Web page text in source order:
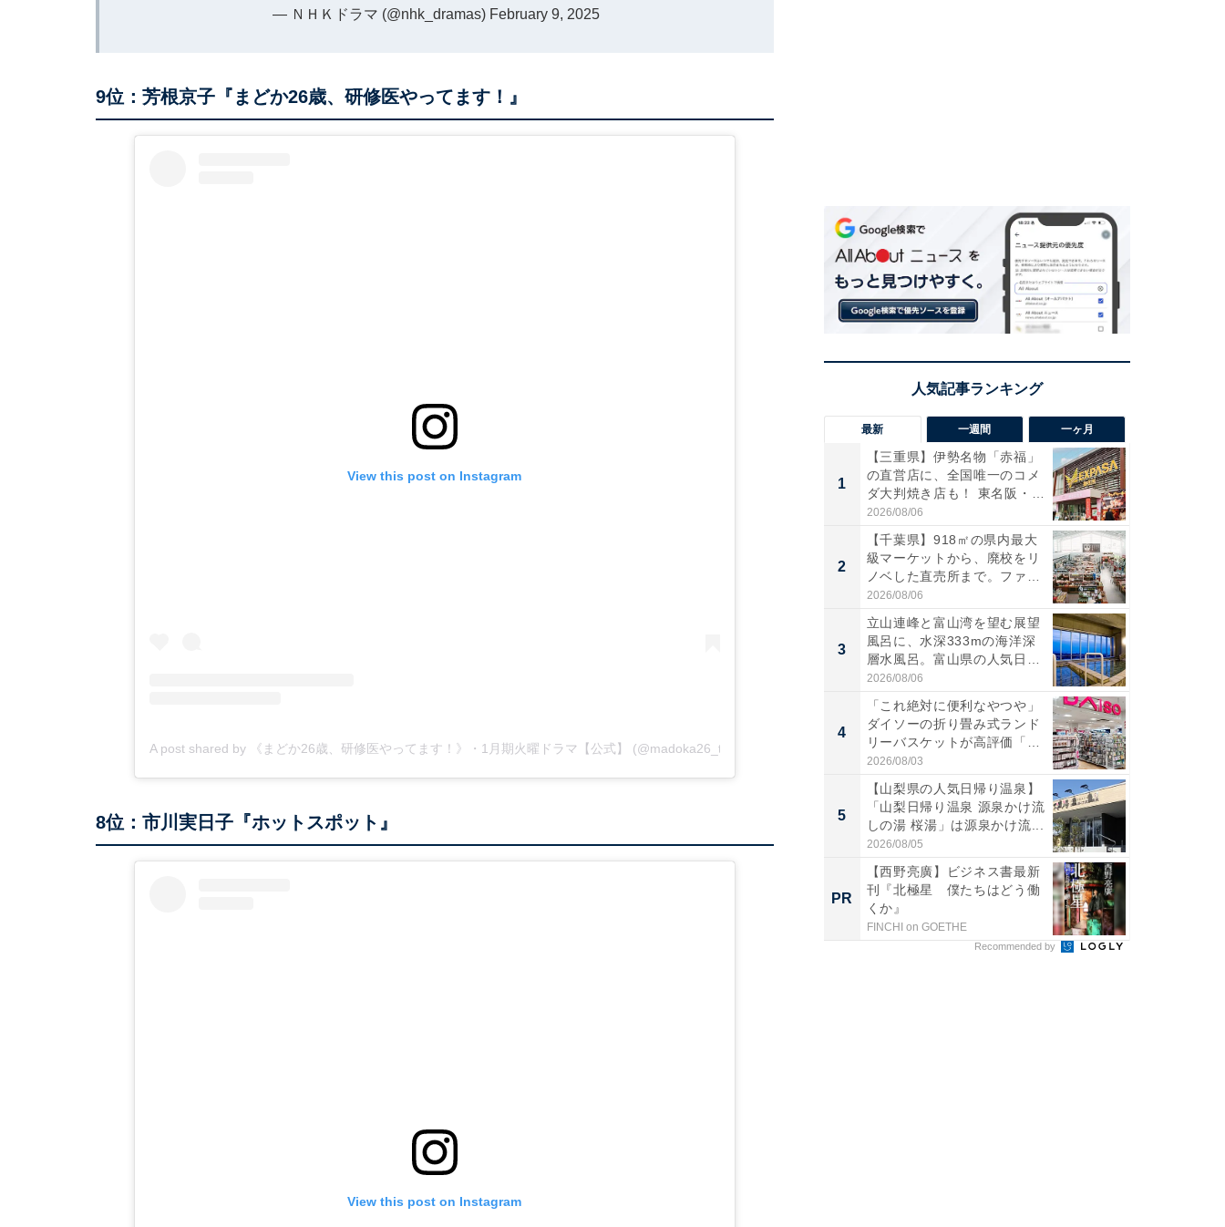
— ＮＨＫドラマ (@nhk_dramas) February 9, 2025
9位：芳根京子『まどか26歳、研修医やってます！』
View this post on Instagram
A post shared by 《まどか26歳、研修医やってます！》︎・1月期火曜ドラマ【公式】 (@madoka26_tbs)
8位：市川実日子『ホットスポット』
View this post on Instagram
最新 一週間 一ヶ月
1
【三重県】伊勢名物「赤福」
の直営店に、全国唯一のコメ
ダ大判焼き店も！ 東名阪・
伊...
2026/08/06
2
【千葉県】918㎡の県内最大
級マーケットから、廃校をリ
ノベした直売所まで。ファ
ー...
2026/08/06
3
立山連峰と富山湾を望む展望
風呂に、水深333mの海洋深
層水風呂。富山県の人気日
帰...
2026/08/06
4
「これ絶対に便利なやつや」
ダイソーの折り畳み式ランド
リーバスケットが高評価「使
わ...
2026/08/03
5
【山梨県の人気日帰り温泉】
「山梨日帰り温泉 源泉かけ流
しの湯 桜湯」は源泉かけ流...
2026/08/05
PR
【西野亮廣】ビジネス書最新
刊『北極星 僕たちはどう働
くか』
FINCHI on GOETHE
Recommended by